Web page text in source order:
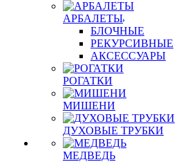
АРБАЛЕТЫ
БЛОЧНЫЕ
РЕКУРСИВНЫЕ
АКСЕССУАРЫ
РОГАТКИ
МИШЕНИ
ДУХОВЫЕ ТРУБКИ
МЕДВЕДЬ